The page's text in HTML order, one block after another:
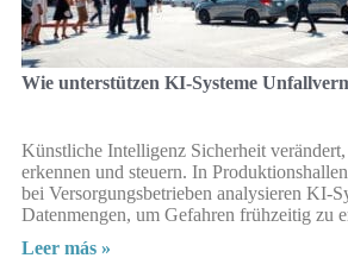
Wie unterstützen KI-Systeme
Künstliche Intelligenz Sicherheit
erkennen und steuern. In
bei Versorgungsbetrieben analysieren KI-
Datenmengen, um Gefahren frühzeitig zu
Leer más »